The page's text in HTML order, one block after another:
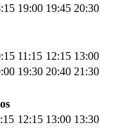
19:00 19:45 20:30
11:15 12:15 13:00
19:30 20:40 21:30
12:15 13:00 13:30